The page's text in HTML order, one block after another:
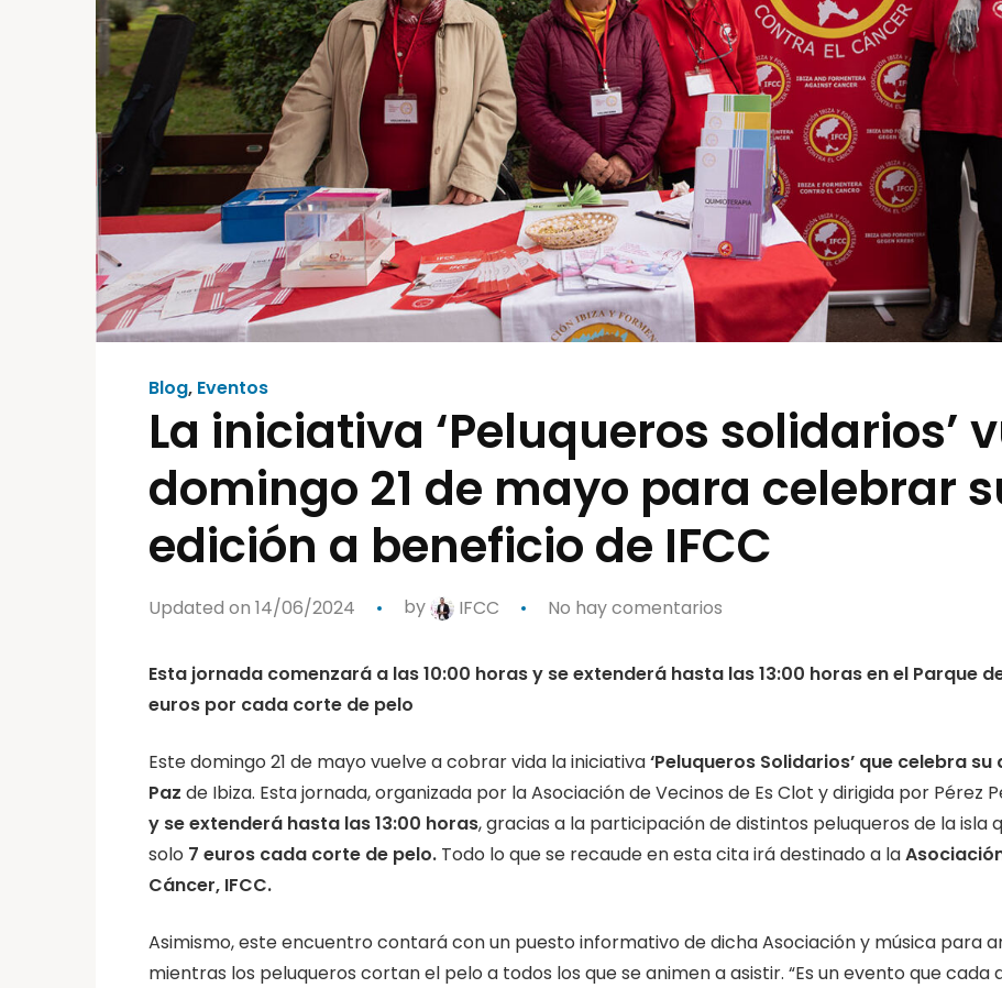
Blog, Eventos
La iniciativa ‘Peluqueros solidarios’
domingo 21 de mayo para celebrar
edición a beneficio de IFCC
Updated on 14/06/2024 by IFCC No hay comentarios
Esta jornada comenzará a las 10:00 horas y se extenderá hasta las 13:00 horas en el Parque
euros por cada corte de pelo
Este domingo 21 de mayo vuelve a cobrar vida la iniciativa‘Peluqueros Solidarios’ que celebra
Paz de Ibiza. Esta jornada, organizada por la Asociación de Vecinos de Es Clot y dirigida por Pérez
y se extenderá hasta las 13:00 horas, gracias a la participación de distintos peluqueros de la isla
solo 7 euros cada corte de pelo. Todo lo que se recaude en esta cita irá destinado a la
Cáncer, IFCC.
Asimismo, este encuentro contará con un puesto informativo de dicha Asociación y música para
mientras los peluqueros cortan el pelo a todos los que se animen a asistir. “Es un evento que